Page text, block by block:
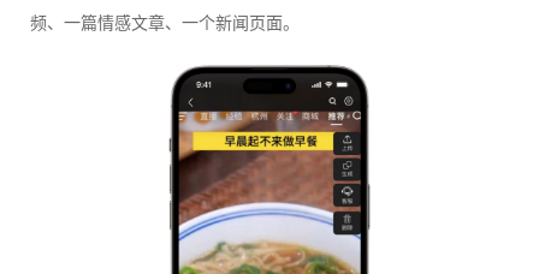
频、一篇情感文章、一个新闻页面。